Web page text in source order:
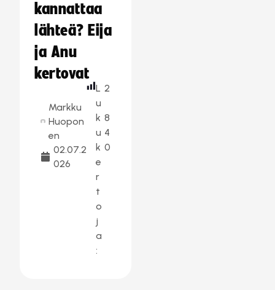
kannattaa
lähteä? Eija
ja Anu
kertovat
Markku
Huopon
en
02.07.2
026
L
u
k
u
k
e
r
t
o
j
a
:
2
8
4
0